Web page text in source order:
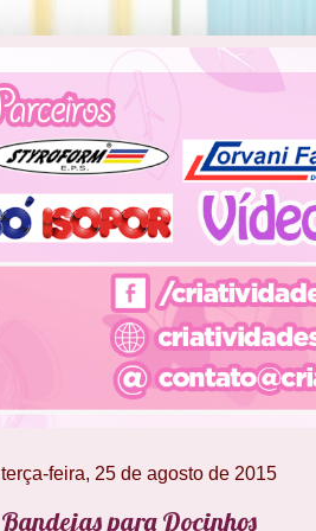
terça-feira, 25 de agosto de 2015
Bandejas para Docinhos